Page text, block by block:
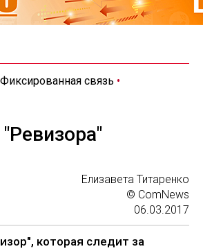
Фиксированная связь •
Елизавета Титаренко
© ComNews
06.03.2017
которая следит за